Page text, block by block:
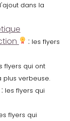
dans la
: les flyers
flyers qui ont
plus verbeuse.
: les flyers qui
flyers qui